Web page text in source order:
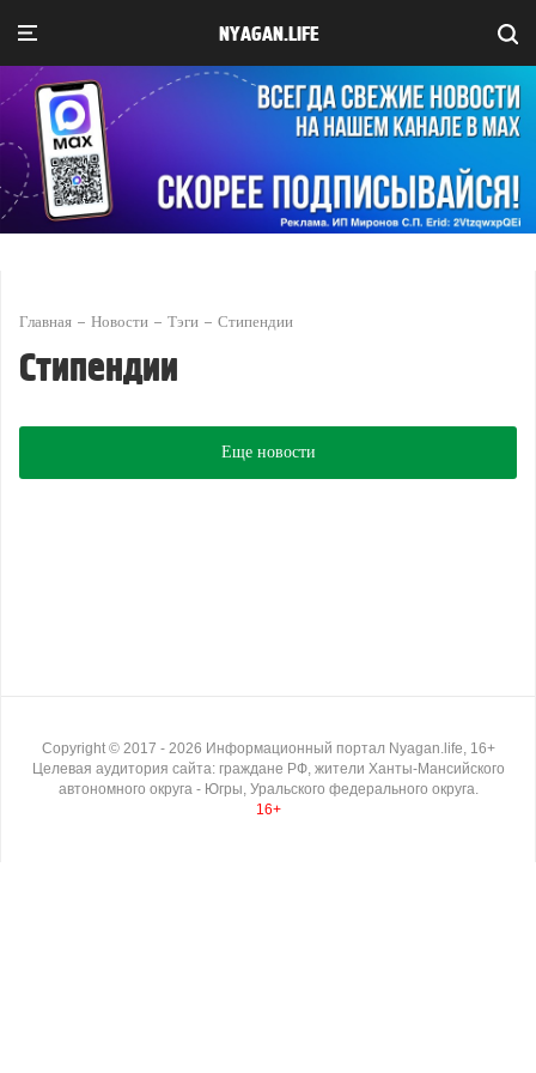
NYAGAN.LIFE
Главная Новости Тэги Стипендии
Стипендии
Еще новости
Copyright © 2017 - 2026 Информационный портал Nyagan.life, 16+
Целевая аудитория сайта: граждане РФ, жители Ханты-Мансийского
автономного округа - Югры, Уральского федерального округа.
16+